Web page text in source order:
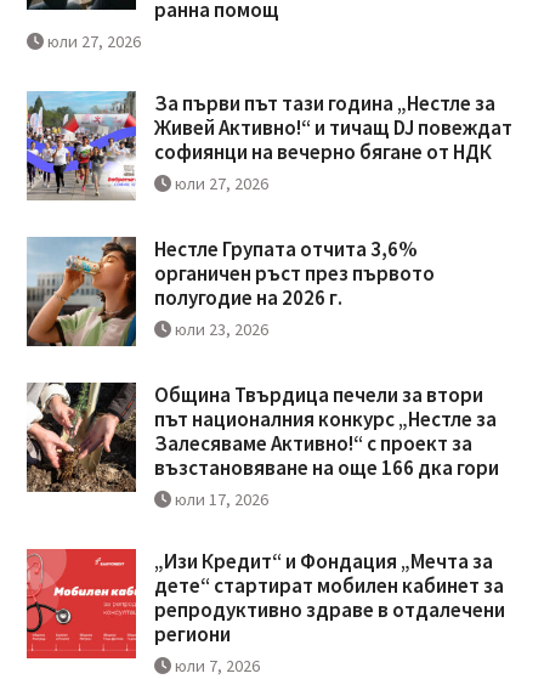
ранна помощ
юли 27, 2026
За първи път тази година „Нестле за
Живей Активно!“ и тичащ DJ повеждат
софиянци на вечерно бягане от НДК
юли 27, 2026
Нестле Групата отчита 3,6%
органичен ръст през първото
полугодие на 2026 г.
юли 23, 2026
Община Твърдица печели за втори
път националния конкурс „Нестле за
Залесяваме Активно!“ с проект за
възстановяване на още 166 дка гори
юли 17, 2026
„Изи Кредит“ и Фондация „Мечта за
дете“ стартират мобилен кабинет за
репродуктивно здраве в отдалечени
региони
юли 7, 2026